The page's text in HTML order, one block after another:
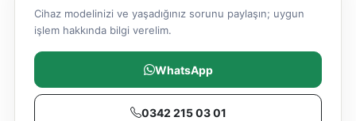
Cihaz modelinizi ve yaşadığınız sorunu paylaşın; uygun
işlem hakkında bilgi verelim.
WhatsApp
0342 215 03 01